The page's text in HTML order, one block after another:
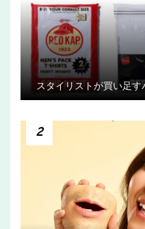
スタイリストが買い足
2